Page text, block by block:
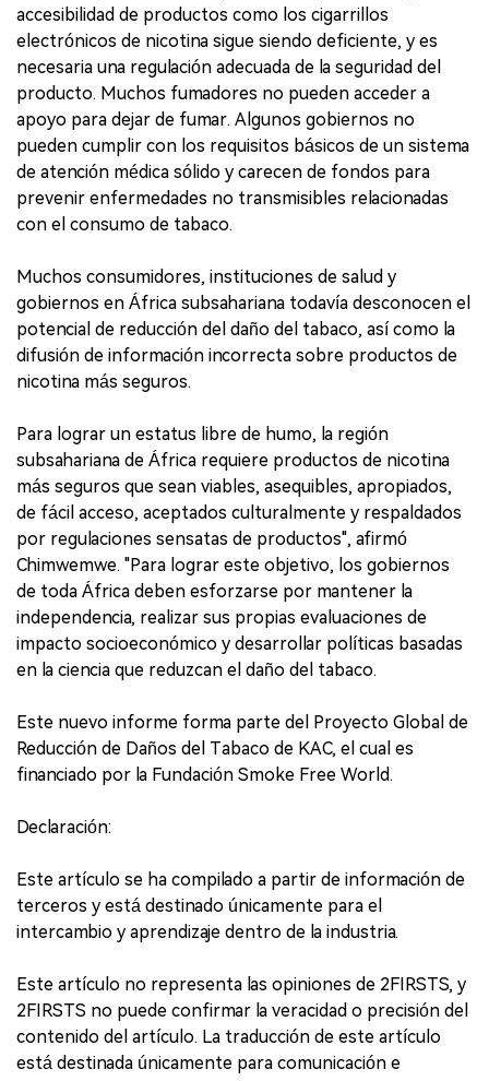
accesibilidad de productos como los cigarrillos
electrónicos de nicotina sigue siendo deficiente, y es
necesaria una regulación adecuada de la seguridad del
producto. Muchos fumadores no pueden acceder a
apoyo para dejar de fumar. Algunos gobiernos no
pueden cumplir con los requisitos básicos de un sistema
de atención médica sólido y carecen de fondos para
prevenir enfermedades no transmisibles relacionadas
con el consumo de tabaco.
Muchos consumidores, instituciones de salud y
gobiernos en África subsahariana todavía desconocen el
potencial de reducción del daño del tabaco, así como la
difusión de información incorrecta sobre productos de
nicotina más seguros.
Para lograr un estatus libre de humo, la región
subsahariana de África requiere productos de nicotina
más seguros que sean viables, asequibles, apropiados,
de fácil acceso, aceptados culturalmente y respaldados
por regulaciones sensatas de productos", afirmó
Chimwemwe. "Para lograr este objetivo, los gobiernos
de toda África deben esforzarse por mantener la
independencia, realizar sus propias evaluaciones de
impacto socioeconómico y desarrollar políticas basadas
en la ciencia que reduzcan el daño del tabaco.
Este nuevo informe forma parte del Proyecto Global de
Reducción de Daños del Tabaco de KAC, el cual es
financiado por la Fundación Smoke Free World.
Declaración:
Este artículo se ha compilado a partir de información de
terceros y está destinado únicamente para el
intercambio y aprendizaje dentro de la industria.
Este artículo no representa las opiniones de 2FIRSTS, y
2FIRSTS no puede confirmar la veracidad o precisión del
contenido del artículo. La traducción de este artículo
está destinada únicamente para comunicación e